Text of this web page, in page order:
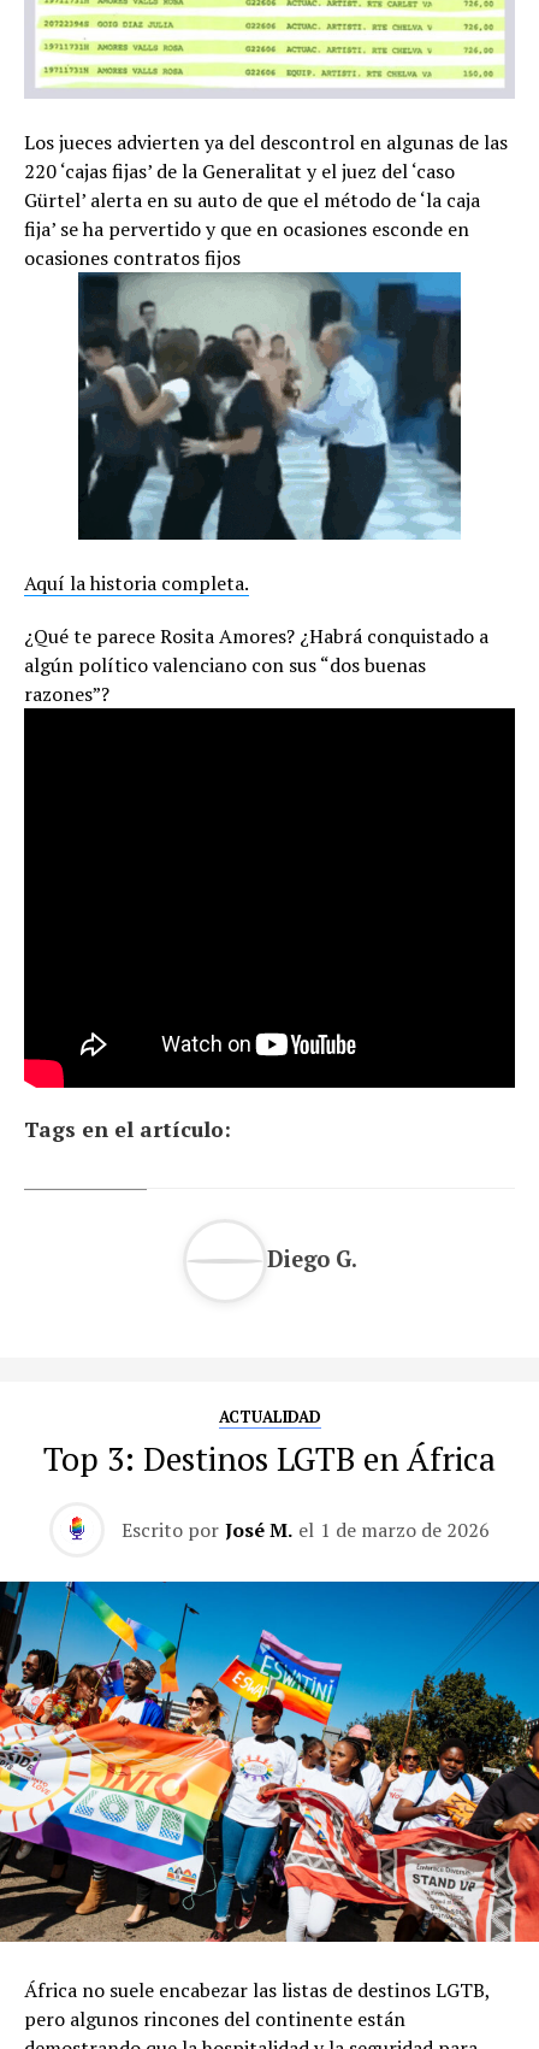
Los jueces advierten ya del descontrol en algunas de las
220 ‘cajas fijas’ de la Generalitat y el juez del ‘caso
Gürtel’ alerta en su auto de que el método de ‘la caja
fija’ se ha pervertido y que en ocasiones esconde en
ocasiones contratos fijos
Aquí la historia completa.
¿Qué te parece Rosita Amores? ¿Habrá conquistado a
algún político valenciano con sus “dos buenas
razones”?
Tags en el artículo:
Diego G.
ACTUALIDAD
Top 3: Destinos LGTB en África
Escrito por José M. el 1 de marzo de 2026
África no suele encabezar las listas de destinos LGTB,
pero algunos rincones del continente están